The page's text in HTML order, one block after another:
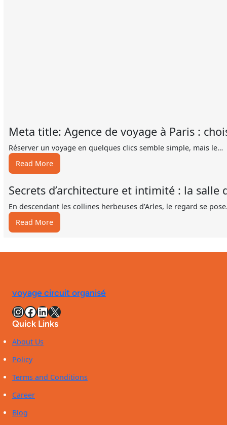
Meta title: Agence de voyage à Paris :
Réserver un voyage en quelques clics semble simple, mais le…
Read More:
Meta
Agence
de
voyage
pas
en
2026
Secrets d’architecture et intimité : la
En descendant les collines herbeuses d’Arles, le regard se
Read More:
Secrets
et
salle
de
bains
iconique
voyage circuit organisé
InstagramFacebook LinkedIn X
Quick Links
About Us
Policy
Terms and Conditions
Career
Blog